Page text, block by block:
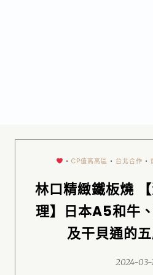
• CP值高高區 • 台北合作 •
林口精緻鐵板燒
理】日本A5和牛
及干貝通的
2024-03-